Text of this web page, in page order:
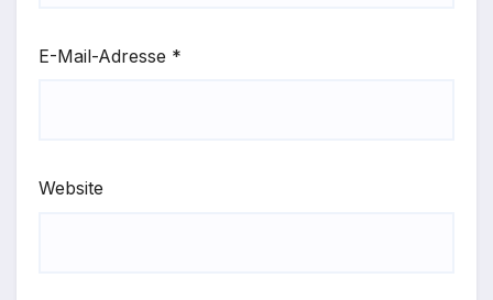
E-Mail-Adresse *
Website